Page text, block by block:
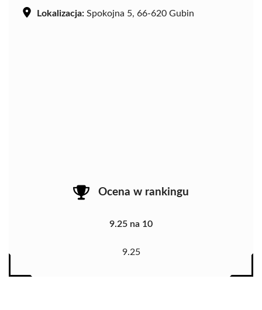
Lokalizacja: Spokojna 5, 66-620 Gubin
Ocena w rankingu
9.25 na 10
9.25